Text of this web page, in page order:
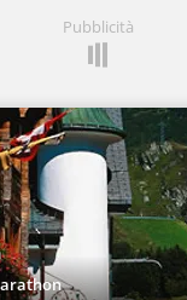
Pubblicità